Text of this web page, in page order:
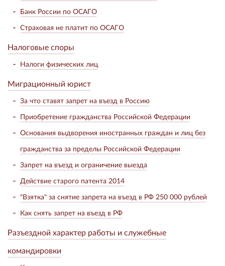
Банк России по ОСАГО
Страховая не платит по ОСАГО
Налоговые споры
Налоги физических лиц
Миграционный юрист
За что ставят запрет на въезд в Россию
Приобретение гражданства Российской Федерации
Основания выдворения иностранных граждан и лиц без
гражданства за пределы Российской Федерации
Запрет на въезд и ограничение выезда
Действие старого патента 2014
"Взятка" за снятие запрета на въезд в РФ 250 000 рублей
Как снять запрет на въезд в РФ
Разъездной характер работы и служебные
командировки